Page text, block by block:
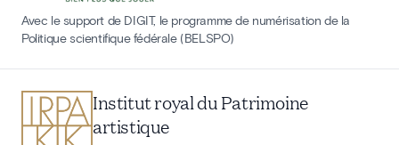
Avec le support de DIGIT, le programme de numérisation de la
Politique scientifique fédérale (BELSPO)
Institut royal du Patrimoine
artistique